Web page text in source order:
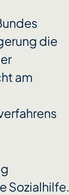
die
am
Sozialhilfe.